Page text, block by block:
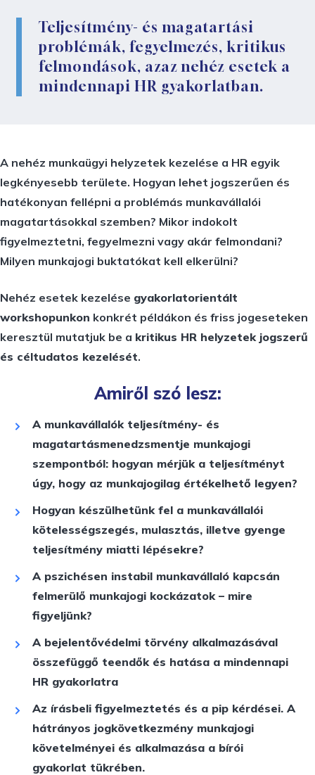
Teljesítmény- és magatartási
problémák, fegyelmezés, kritikus
felmondások, azaz nehéz esetek a
mindennapi HR gyakorlatban.
A nehéz munkaügyi helyzetek kezelése a HR egyik
legkényesebb területe. Hogyan lehet jogszerűen és
hatékonyan fellépni a problémás munkavállalói
magatartásokkal szemben? Mikor indokolt
figyelmeztetni, fegyelmezni vagy akár felmondani?
Milyen munkajogi buktatókat kell elkerülni?
Nehéz esetek kezelése gyakorlatorientált
workshopunkon konkrét példákon és friss jogeseteken
keresztül mutatjuk be a kritikus HR helyzetek jogszerű
és céltudatos kezelését.
Amiről szó lesz:
A munkavállalók teljesítmény- és
magatartásmenedzsmentje munkajogi
szempontból: hogyan mérjük a teljesítményt
úgy, hogy az munkajogilag értékelhető legyen?
Hogyan készülhetünk fel a munkavállalói
kötelességszegés, mulasztás, illetve gyenge
teljesítmény miatti lépésekre?
A pszichésen instabil munkavállaló kapcsán
felmerülő munkajogi kockázatok – mire
figyeljünk?
A bejelentővédelmi törvény alkalmazásával
összefüggő teendők és hatása a mindennapi
HR gyakorlatra
Az írásbeli figyelmeztetés és a pip kérdései. A
hátrányos jogkövetkezmény munkajogi
követelményei és alkalmazása a bírói
gyakorlat tükrében.